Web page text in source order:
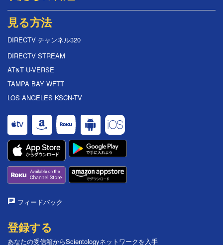
見る方法
DIRECTV チャンネル320
DIRECTV STREAM
AT&T U-VERSE
TAMPA BAY WFTT
LOS ANGELES KSCN-TV
フィードバック
登録する
あなたの受信箱からScientologyネットワークを入手